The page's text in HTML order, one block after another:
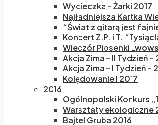
Wycieczka – Żarki 2017
Najładniejsza Kartka
“Świat z gitarą jest
Koncert Z.P. i T.
Wieczór Piosenki
Akcja Zima – II Tydzień –
Akcja Zima – I Tydzień –
Kolędowanie I 2017
2016
Ogólnopolski Konkurs
Warsztaty ekologiczne
Bajtel Gruba 2016